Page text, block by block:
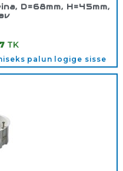
D=68mm, H=45mm,
TK
palun logige sisse